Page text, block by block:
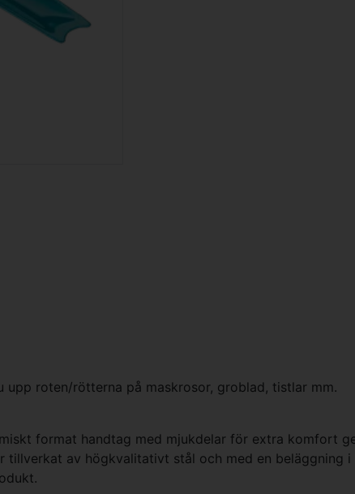
roten/rötterna på maskrosor, groblad, tistlar mm.
format handtag med mjukdelar för extra komfort
av högkvalitativt stål och med en beläggning